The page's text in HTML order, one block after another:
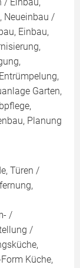
Neueinbau /
Einbau,
Garten,
Planung
Türen /
/
/
Küche,